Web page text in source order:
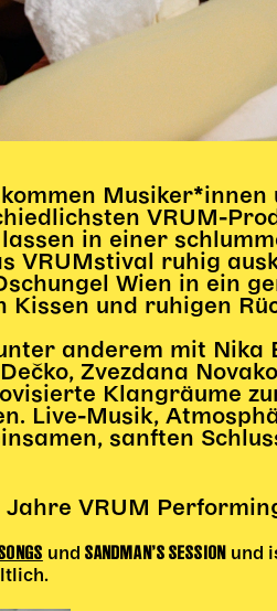
Musiker*innen
VRUM-
in einer
VRUMstival ruhig
Wien in ein
Kissen und ruhigen
anderem mit Nika
Zvezdana
Klangräume
Live-Musik,
sanften
Jahre VRUM
und SANDMAN’S SESSION und